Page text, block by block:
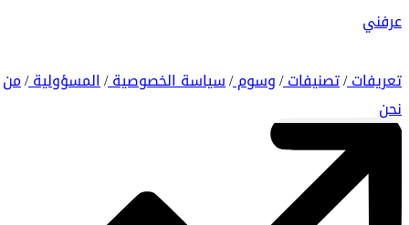
عرفني
تعريفات/ تصنيفات/ وسوم/ سياسة الخصوصية/ المسؤولية/ من
نحن